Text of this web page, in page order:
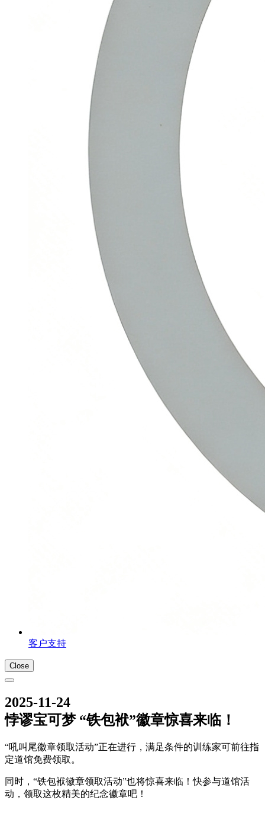
客户支持
Close
2025-11-24
悖谬宝可梦 “铁包袱”徽章惊喜来临！
“吼叫尾徽章领取活动”正在进行，满足条件的训练家可前往指
定道馆免费领取。
同时，“铁包袱徽章领取活动”也将惊喜来临！快参与道馆活
动，领取这枚精美的纪念徽章吧！